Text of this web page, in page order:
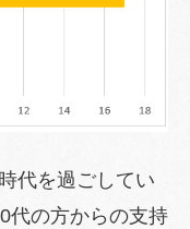
代を過ごしてい
代の方からの支持